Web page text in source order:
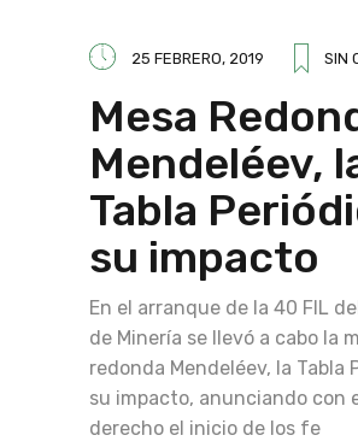
25 FEBRERO, 2019 SIN
Mesa
Mendeléev,
Tabla
su impacto
En el arranque de la 40 FIL
de Minería se llevó a cabo la
redonda Mendeléev, la Tabla
su impacto, anunciando con
derecho el inicio de los fe